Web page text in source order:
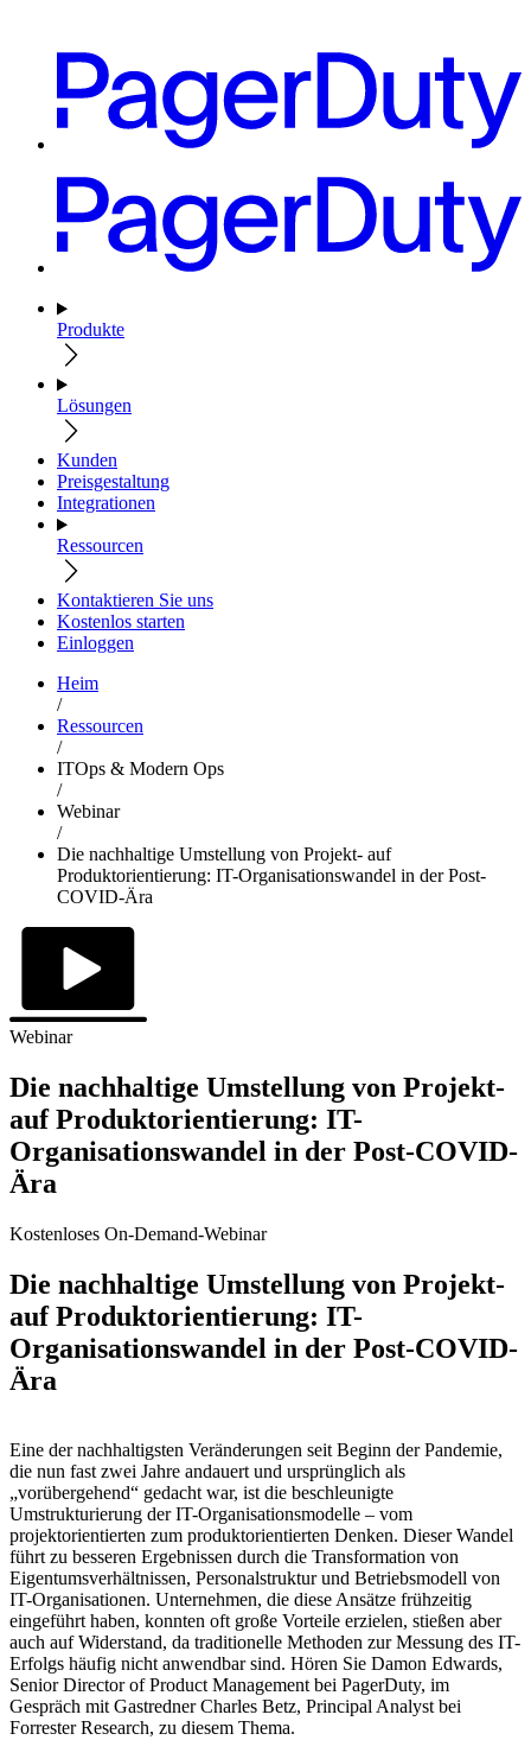
Produkte
Lösungen
Kunden
Preisgestaltung
Integrationen
Ressourcen
Kontaktieren Sie uns
Kostenlos starten
Einloggen
Heim
/
Ressourcen
/
ITOps & Modern Ops
/
Webinar
/
Die nachhaltige Umstellung von Projekt- auf
Produktorientierung: IT-Organisationswandel in der Post-
COVID-Ära
Webinar
Die nachhaltige Umstellung von Projekt-
auf Produktorientierung: IT-
Organisationswandel in der Post-COVID-
Ära
Kostenloses On-Demand-Webinar
Die nachhaltige Umstellung von Projekt-
auf Produktorientierung: IT-
Organisationswandel in der Post-COVID-
Ära
Eine der nachhaltigsten Veränderungen seit Beginn der Pandemie,
die nun fast zwei Jahre andauert und ursprünglich als
„vorübergehend“ gedacht war, ist die beschleunigte
Umstrukturierung der IT-Organisationsmodelle – vom
projektorientierten zum produktorientierten Denken. Dieser Wandel
führt zu besseren Ergebnissen durch die Transformation von
Eigentumsverhältnissen, Personalstruktur und Betriebsmodell von
IT-Organisationen. Unternehmen, die diese Ansätze frühzeitig
eingeführt haben, konnten oft große Vorteile erzielen, stießen aber
auch auf Widerstand, da traditionelle Methoden zur Messung des IT-
Erfolgs häufig nicht anwendbar sind. Hören Sie Damon Edwards,
Senior Director of Product Management bei PagerDuty, im
Gespräch mit Gastredner Charles Betz, Principal Analyst bei
Forrester Research, zu diesem Thema.